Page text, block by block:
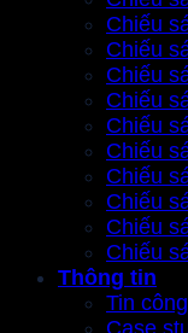
Chiếu
Chiếu
Chiếu
Chiếu
Chiếu
Chiếu
Chiếu
Chiếu
Chiếu
Chiếu
Thông tin
Tin